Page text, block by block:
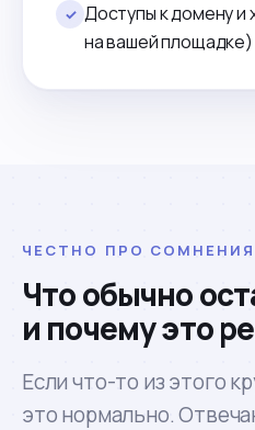
✓ Доступы к домену и
на вашей площадке)
ЧЕСТНО ПРО СОМНЕНИЯ
Что обычно
и почему это
Если что-то из этого
это нормально.